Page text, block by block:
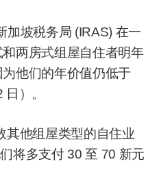
加坡税务局 (IRAS) 在一
两房式组屋自住者明年
他们的年价值仍低于
）。
其他组屋类型的自住业
将多支付 30 至 70 新元